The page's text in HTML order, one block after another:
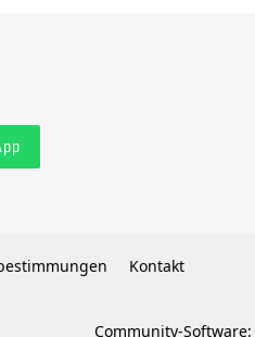
Kontakt
Community-Software: